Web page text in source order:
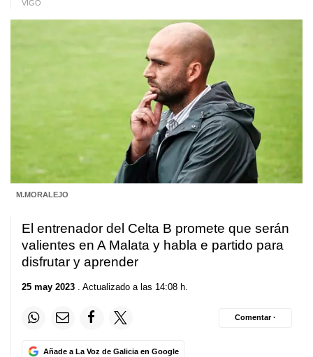
VIGO
M.MORALEJO
El entrenador del Celta B promete que serán
valientes en A Malata y habla e partido para
disfrutar y aprender
25 may 2023 . Actualizado a las 14:08 h.
Añade a La Voz de Galicia en Google
Comentar ·